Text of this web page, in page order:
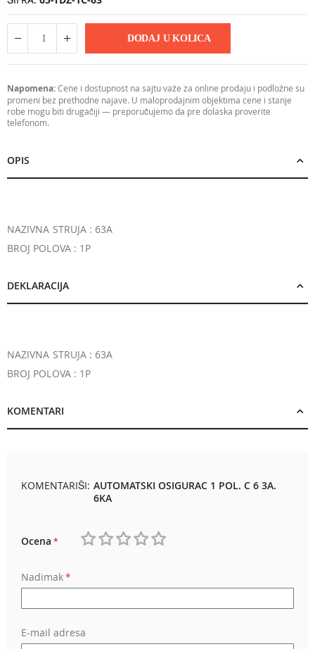
DODAJ U KOLICA
Napomena:Cene i dostupnost na sajtu važe za online prodaju i podložne su
promeni bez prethodne najave. U maloprodajnim objektima cene i stanje
robe mogu biti drugačiji — preporučujemo da pre dolaska proverite
telefonom.
OPIS
NAZIVNA STRUJA : 63A
BROJ POLOVA : 1P
DEKLARACIJA
NAZIVNA STRUJA : 63A
BROJ POLOVA : 1P
KOMENTARI
KOMENTARIŠI: AUTOMATSKI OSIGURAC 1 POL. C 6 3A.
6KA
Ocena
Nadimak
E-mail adresa